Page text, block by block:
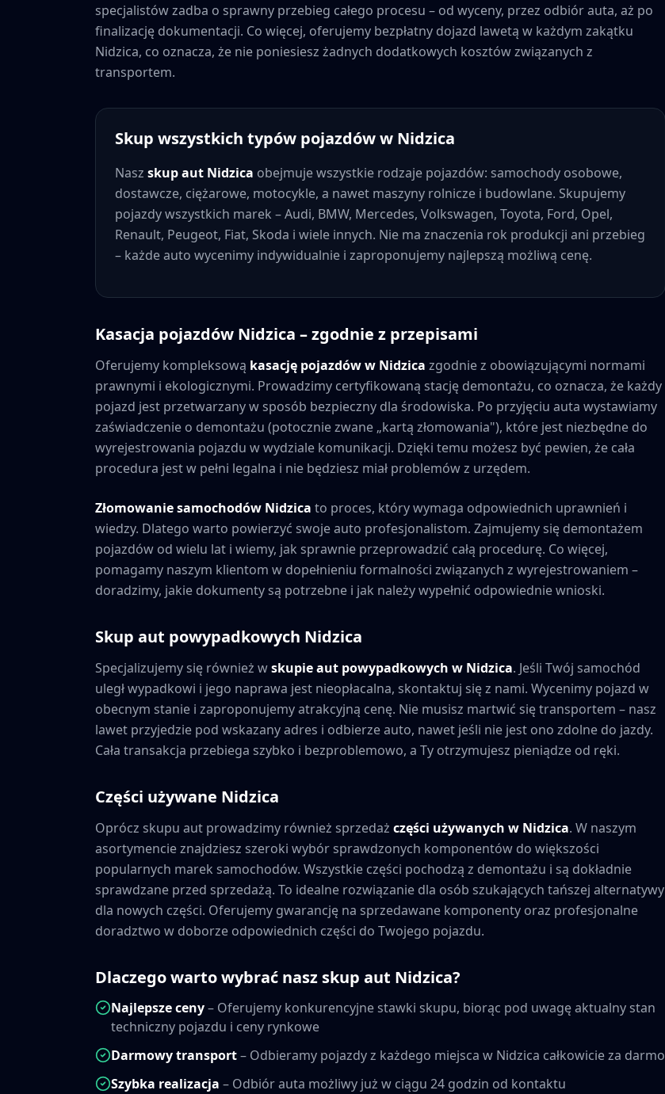
specjalistów zadba o sprawny przebieg całego procesu – od wyceny, przez odbiór auta, aż po
finalizację dokumentacji. Co więcej, oferujemy bezpłatny dojazd lawetą w każdym zakątku
Nidzica, co oznacza, że nie poniesiesz żadnych dodatkowych kosztów związanych z
transportem.
Skup wszystkich typów pojazdów w Nidzica
Nasz skup aut Nidzica obejmuje wszystkie rodzaje pojazdów: samochody osobowe,
dostawcze, ciężarowe, motocykle, a nawet maszyny rolnicze i budowlane. Skupujemy
pojazdy wszystkich marek – Audi, BMW, Mercedes, Volkswagen, Toyota, Ford, Opel,
Renault, Peugeot, Fiat, Skoda i wiele innych. Nie ma znaczenia rok produkcji ani przebieg
– każde auto wycenimy indywidualnie i zaproponujemy najlepszą możliwą cenę.
Kasacja pojazdów Nidzica – zgodnie z przepisami
Oferujemy kompleksową kasację pojazdów w Nidzica zgodnie z obowiązującymi normami
prawnymi i ekologicznymi. Prowadzimy certyfikowaną stację demontażu, co oznacza, że każdy
pojazd jest przetwarzany w sposób bezpieczny dla środowiska. Po przyjęciu auta wystawiamy
zaświadczenie o demontażu (potocznie zwane „kartą złomowania"), które jest niezbędne do
wyrejestrowania pojazdu w wydziale komunikacji. Dzięki temu możesz być pewien, że cała
procedura jest w pełni legalna i nie będziesz miał problemów z urzędem.
Złomowanie samochodów Nidzica to proces, który wymaga odpowiednich uprawnień i
wiedzy. Dlatego warto powierzyć swoje auto profesjonalistom. Zajmujemy się demontażem
pojazdów od wielu lat i wiemy, jak sprawnie przeprowadzić całą procedurę. Co więcej,
pomagamy naszym klientom w dopełnieniu formalności związanych z wyrejestrowaniem –
doradzimy, jakie dokumenty są potrzebne i jak należy wypełnić odpowiednie wnioski.
Skup aut powypadkowych Nidzica
Specjalizujemy się również wskupie aut powypadkowych w Nidzica. Jeśli Twój samochód
uległ wypadkowi i jego naprawa jest nieopłacalna, skontaktuj się z nami. Wycenimy pojazd w
obecnym stanie i zaproponujemy atrakcyjną cenę. Nie musisz martwić się transportem – nasz
lawet przyjedzie pod wskazany adres i odbierze auto, nawet jeśli nie jest ono zdolne do jazdy.
Cała transakcja przebiega szybko i bezproblemowo, a Ty otrzymujesz pieniądze od ręki.
Części używane Nidzica
Oprócz skupu aut prowadzimy również sprzedaż części używanych w Nidzica. W naszym
asortymencie znajdziesz szeroki wybór sprawdzonych komponentów do większości
popularnych marek samochodów. Wszystkie części pochodzą z demontażu i są dokładnie
sprawdzane przed sprzedażą. To idealne rozwiązanie dla osób szukających tańszej alternatywy
dla nowych części. Oferujemy gwarancję na sprzedawane komponenty oraz profesjonalne
doradztwo w doborze odpowiednich części do Twojego pojazdu.
Dlaczego warto wybrać nasz skup aut Nidzica?
Najlepsze ceny– Oferujemy konkurencyjne stawki skupu, biorąc pod uwagę aktualny stan
techniczny pojazdu i ceny rynkowe
Darmowy transport– Odbieramy pojazdy z każdego miejsca w Nidzica całkowicie za darmo
Szybka realizacja – Odbiór auta możliwy już w ciągu 24 godzin od kontaktu